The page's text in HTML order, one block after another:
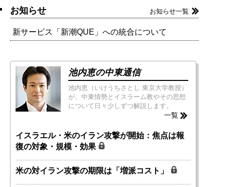
お知らせ お知らせ一覧
新サービス「新潮QUE」への統合について
池内恵の中東通信
池内恵（いけうちさとし 東京大学教授）
が、中東情勢とイスラーム教やその思想
について日々少しずつ解説します。
一覧
イスラエル・米のイラン攻撃が開始：焦点は報
復の対象・規模・効果
米の対イラン攻撃の期限は「増派コスト」